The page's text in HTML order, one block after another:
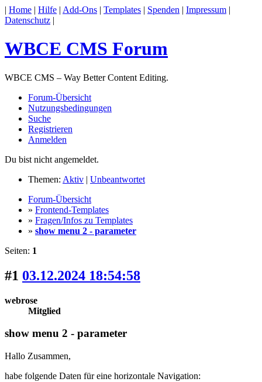
| Home | Hilfe | Add-Ons | Templates | Spenden | Impressum |
Datenschutz |
WBCE CMS Forum
WBCE CMS – Way Better Content Editing.
Forum-Übersicht
Nutzungsbedingungen
Suche
Registrieren
Anmelden
Du bist nicht angemeldet.
Themen: Aktiv | Unbeantwortet
Forum-Übersicht
» Frontend-Templates
» Fragen/Infos zu Templates
» show menu 2 - parameter
Seiten: 1
#1 03.12.2024 18:54:58
webrose
Mitglied
show menu 2 - parameter
Hallo Zusammen,
habe folgende Daten für eine horizontale Navigation: